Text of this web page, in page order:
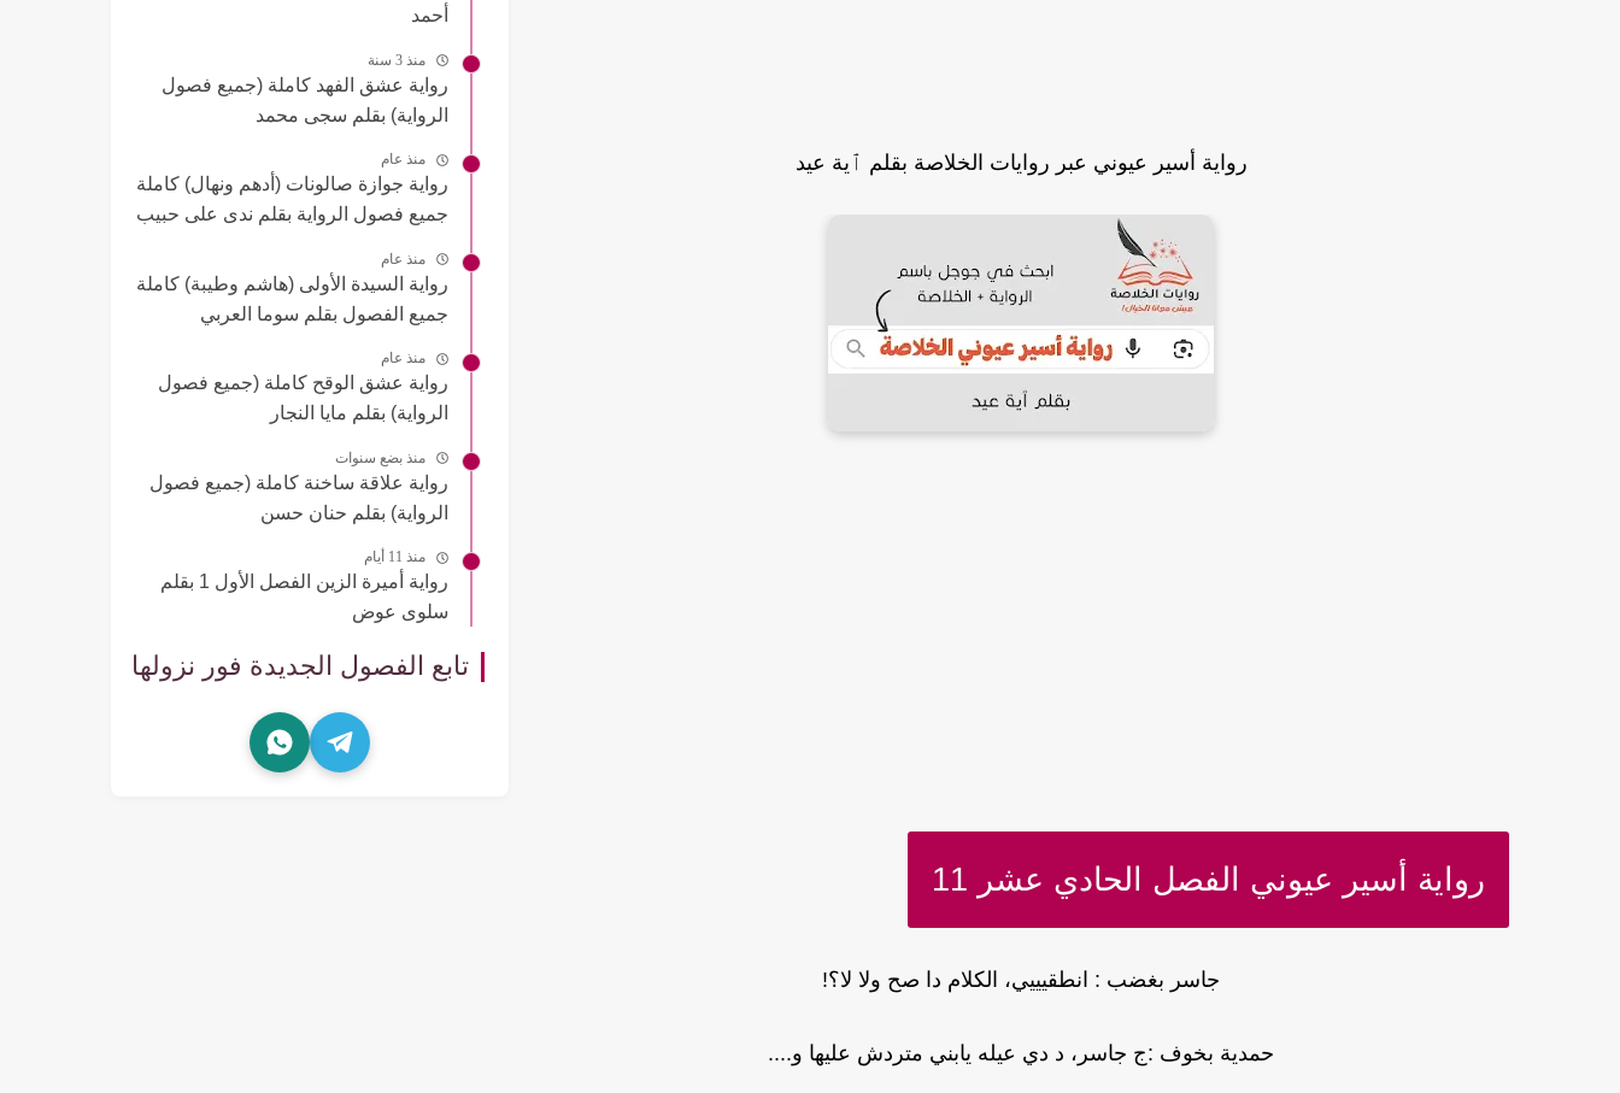
رواية أسير عيوني عبر روايات الخلاصة بقلم ٱية عيد
رواية أسير عيوني الفصل الحادي عشر 11
جاسر بغضب : انطقيييي، الكلام دا صح ولا لا؟!
حمدية بخوف :ج جاسر، د دي عيله يابني متردش عليها و....
أحمد
منذ 3 سنة
رواية عشق الفهد كاملة (جميع فصول
الرواية) بقلم سجى محمد
منذ عام
رواية جوازة صالونات (أدهم ونهال) كاملة
جميع فصول الرواية بقلم ندى على حبيب
منذ عام
رواية السيدة الأولى (هاشم وطيبة) كاملة
جميع الفصول بقلم سوما العربي
منذ عام
رواية عشق الوقح كاملة (جميع فصول
الرواية) بقلم مايا النجار
منذ بضع سنوات
رواية علاقة ساخنة كاملة (جميع فصول
الرواية) بقلم حنان حسن
منذ 11 أيام
رواية أميرة الزين الفصل الأول 1 بقلم
سلوى عوض
تابع الفصول الجديدة فور نزولها